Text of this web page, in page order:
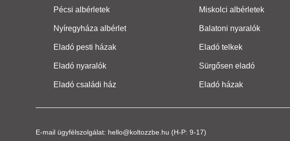
Pécsi albérletek Miskolci albérletek
Nyíregyháza albérlet Balatoni nyaralók
Eladó pesti házak Eladó telkek
Eladó nyaralók Sürgősen eladó
Eladó családi ház Eladó házak
E-mail ügyfélszolgálat: hello@koltozzbe.hu (H-P: 9-17)